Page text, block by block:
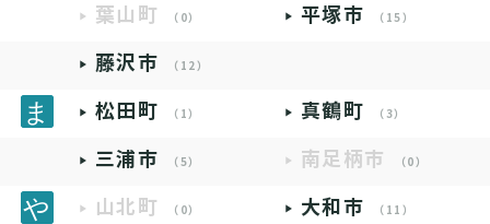
葉山町 （0） 平塚市 （15）
藤沢市 （12）
松田町 （1） 真鶴町 （3）
三浦市 （5） 南足柄市 （0）
山北町 （0） 大和市 （11）